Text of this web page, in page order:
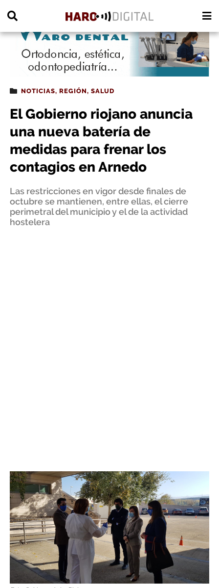
NOTICIAS, REGIÓN, SALUD
El Gobierno riojano anuncia
una nueva batería de
medidas para frenar los
contagios en Arnedo
Las restricciones en vigor desde finales de
octubre se mantienen, entre ellas, el cierre
perimetral del municipio y el de la actividad
hostelera